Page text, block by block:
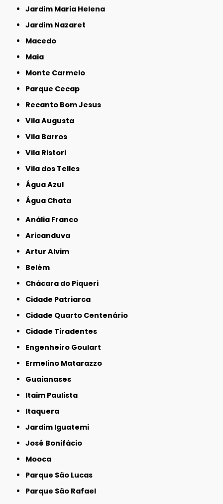
Jardim Maria Helena
Jardim Nazaret
Macedo
Maia
Monte Carmelo
Parque Cecap
Recanto Bom Jesus
Vila Augusta
Vila Barros
Vila Ristori
Vila dos Telles
Água Azul
Água Chata
Anália Franco
Aricanduva
Artur Alvim
Belém
Chácara do Piqueri
Cidade Patriarca
Cidade Quarto Centenário
Cidade Tiradentes
Engenheiro Goulart
Ermelino Matarazzo
Guaianases
Itaim Paulista
Itaquera
Jardim Iguatemi
José Bonifácio
Mooca
Parque São Lucas
Parque São Rafael